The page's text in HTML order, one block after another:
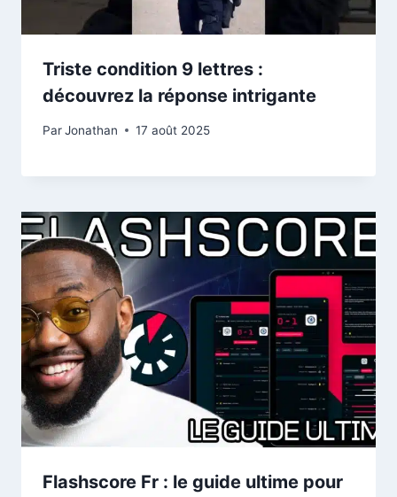
Triste condition 9 lettres :
découvrez la réponse intrigante
ParJonathan 17 août 2025
Flashscore Fr : le guide ultime pour